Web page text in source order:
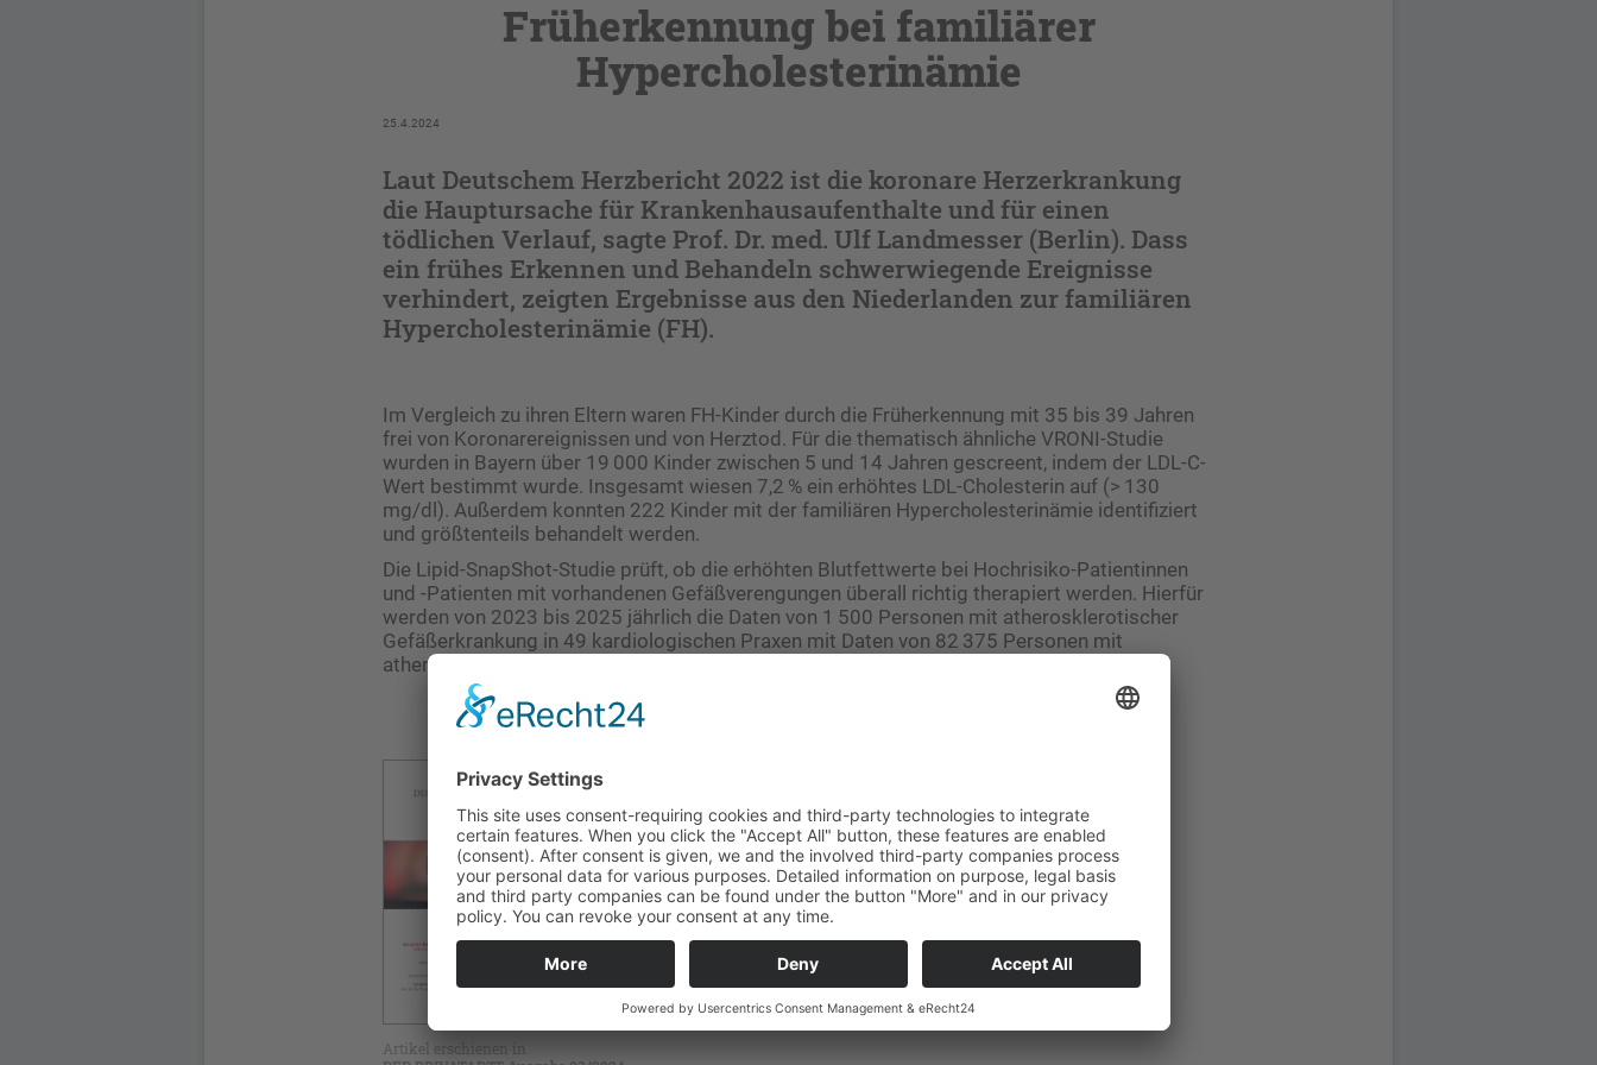
Früherkennung bei familiärer
Hypercholesterinämie
25.4.2024
Laut Deutschem Herzbericht 2022 ist die koronare Herzerkrankung
die Hauptursache für Krankenhausaufenthalte und für einen
tödlichen Verlauf, sagte Prof. Dr. med. Ulf Landmesser (Berlin). Dass
ein frühes Erkennen und Behandeln schwerwiegende Ereignisse
verhindert, zeigten Ergebnisse aus den Niederlanden zur familiären
Hypercholesterinämie (FH).
Im Vergleich zu ihren Eltern waren FH-Kinder durch die Früherkennung mit 35 bis 39 Jahren
frei von Koronarereignissen und von Herztod. Für die thematisch ähnliche VRONI-Studie
wurden in Bayern über 19 000 Kinder zwischen 5 und 14 Jahren gescreent, indem der LDL-C-
Wert bestimmt wurde. Insgesamt wiesen 7,2 % ein erhöhtes LDL-Cholesterin auf (> 130
mg/dl). Außerdem konnten 222 Kinder mit der familiären Hypercholesterinämie identifiziert
und größtenteils behandelt werden.
Die Lipid-SnapShot-Studie prüft, ob die erhöhten Blutfettwerte bei Hochrisiko-Patientinnen
und -Patienten mit vorhandenen Gefäßverengungen überall richtig therapiert werden. Hierfür
werden von 2023 bis 2025 jährlich die Daten von 1 500 Personen mit atherosklerotischer
Gefäßerkrankung in 49 kardiologischen Praxen mit Daten von 82 375 Personen mit
atherosklerotischer Gefäßerkrankung von 996 Allgemeinmediziner-Praxen verglichen.
Artikel erschienen in